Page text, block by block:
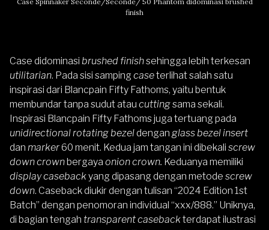
finish
Case didominasi brushed finishsehingga lebih terkesan
utilitarian. Pada sisi samping caseterlihat salah satu
inspirasi dari Blancpain Fifty Fathoms, yaitu bentuk
membundar tanpa sudut atau cuttingsama sekali.
Inspirasi Blancpain Fifty Fathoms juga tertuang pada
unidirectional rotating bezeldengan glass bezel insert
dan marker60 menit. Kedua jam tangan ini dibekali screw
down crown bergaya onion crown. Keduanya memiliki
display casebackyang dipasang dengan metode screw
down. Caseback diukir dengan tulisan “2024 Edition 1st
Batch” dengan penomoran individual “xxx/888.” Uniknya,
di bagian tengah transparentcasebackterdapat ilustrasi